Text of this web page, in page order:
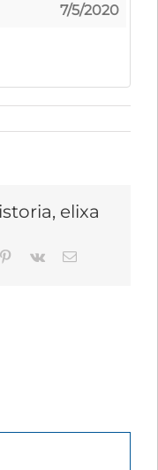
7/5/2020
elixa
Pinterest
Vk Email